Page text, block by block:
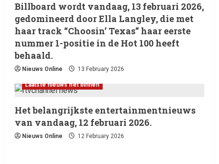
Billboard wordt vandaag, 13 februari 2026,
gedomineerd door Ella Langley, die met
haar track “Choosin’ Texas” haar eerste
nummer 1-positie in de Hot 100 heeft
behaald.
Nieuws Online 13 February 2026
Laatste nieuws net binnen
Het belangrijkste entertainmentnieuws
van vandaag, 12 februari 2026.
Nieuws Online 12 February 2026
Hot 100 heeft behaald.
13 February 2026
Laatste nieuws net binnen
Het belangrijkste
entertainmentnieuws van
vandaag, 12 februari 2026.
4
Laatste nieuws net binnen
Live Music: Concerts, Festivals,
and DJ Performances This
Laatste nieuws net binnen